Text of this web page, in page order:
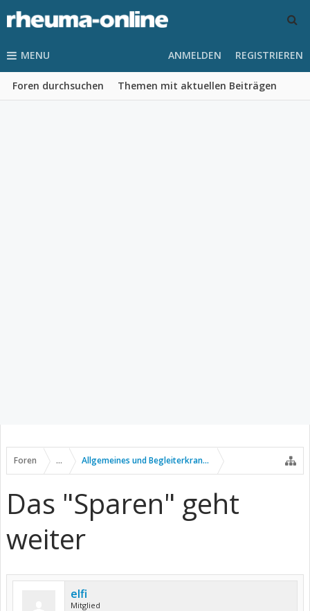
MENU
Foren durchsuchen Themen mit aktuellen Beiträgen
ANMELDEN REGISTRIEREN
Foren ... Allgemeines und Begleiterkrankungen
Das "Sparen" geht
weiter
elfi
Mitglied